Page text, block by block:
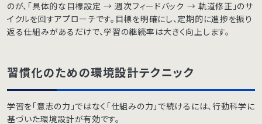
のが、「具体的な目標設定 → 週次フィードバック → 軌道修正」のサ
イクルを回すアプローチです。目標を明確にし、定期的に進捗を振り
返る仕組みがあるだけで、学習の継続率は大きく向上します。
習慣化のための環境設計テクニック
学習を「意志の力」ではなく「仕組みの力」で続けるには、行動科学に
基づいた環境設計が有効です。